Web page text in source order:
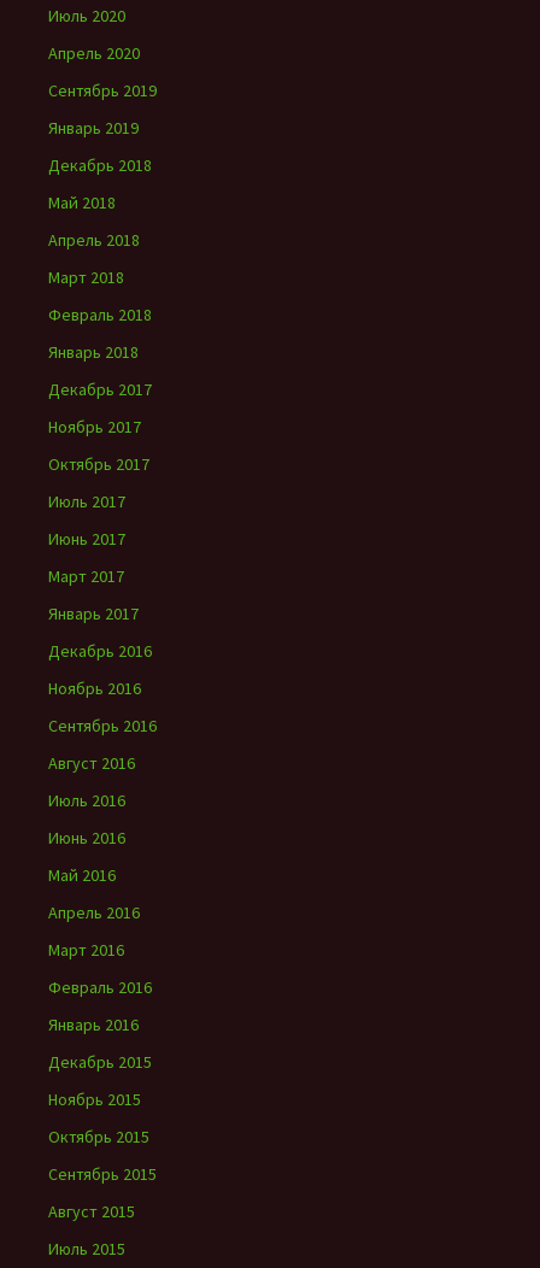
Июль 2020
Апрель 2020
Сентябрь 2019
Январь 2019
Декабрь 2018
Май 2018
Апрель 2018
Март 2018
Февраль 2018
Январь 2018
Декабрь 2017
Ноябрь 2017
Октябрь 2017
Июль 2017
Июнь 2017
Март 2017
Январь 2017
Декабрь 2016
Ноябрь 2016
Сентябрь 2016
Август 2016
Июль 2016
Июнь 2016
Май 2016
Апрель 2016
Март 2016
Февраль 2016
Январь 2016
Декабрь 2015
Ноябрь 2015
Октябрь 2015
Сентябрь 2015
Август 2015
Июль 2015